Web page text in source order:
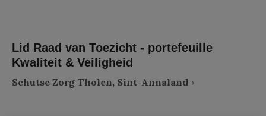
Lid Raad van Toezicht - portefeuille
Kwaliteit & Veiligheid
Schutse Zorg Tholen, Sint-Annaland